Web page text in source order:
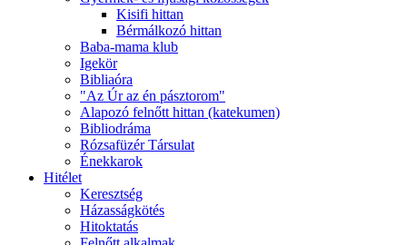
Kisifi hittan
Bérmálkozó hittan
Baba-mama klub
Igekör
Bibliaóra
"Az Úr az én pásztorom"
Alapozó felnőtt hittan (katekumen)
Bibliodráma
Rózsafüzér Társulat
Énekkarok
Hitélet
Keresztség
Házasságkötés
Hitoktatás